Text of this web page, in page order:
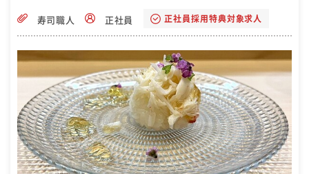
寿司職人 正社員 正社員採用特典対象求人